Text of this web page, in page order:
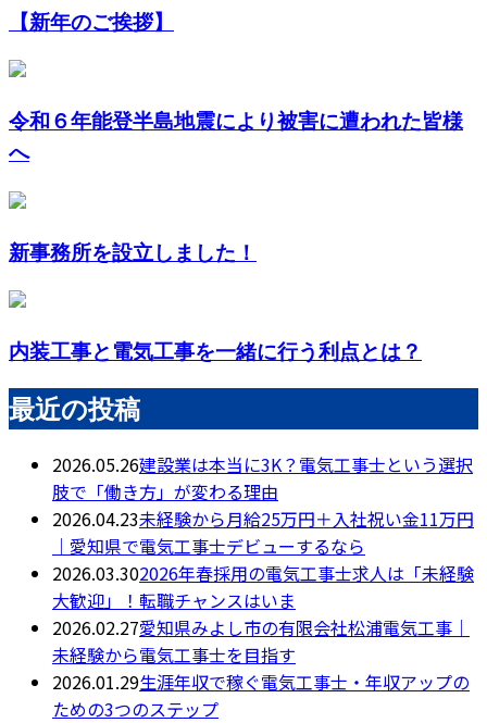
【新年のご挨拶】
令和６年能登半島地震により被害に遭われた皆様
へ
新事務所を設立しました！
内装工事と電気工事を一緒に行う利点とは？
最近の投稿
2026.05.26建設業は本当に3K？電気工事士という選択
肢で「働き方」が変わる理由
2026.04.23未経験から月給25万円＋入社祝い金11万円
｜愛知県で電気工事士デビューするなら
2026.03.302026年春採用の電気工事士求人は「未経験
大歓迎」！転職チャンスはいま
2026.02.27愛知県みよし市の有限会社松浦電気工事｜
未経験から電気工事士を目指す
2026.01.29生涯年収で稼ぐ電気工事士・年収アップの
ための3つのステップ